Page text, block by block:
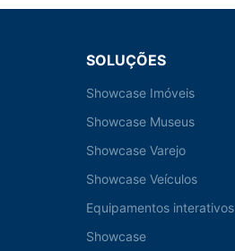
SOLUÇÕES
Showcase Imóveis
Showcase Museus
Showcase Varejo
Showcase Veículos
Equipamentos interativos
Showcase